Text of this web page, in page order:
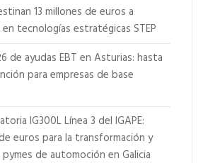
13 millones de euros a
tecnologías estratégicas STEP
de ayudas EBT en Asturias: hasta
para empresas de base
IG300L Línea 3 del IGAPE:
euros para la transformación y
de automoción en Galicia